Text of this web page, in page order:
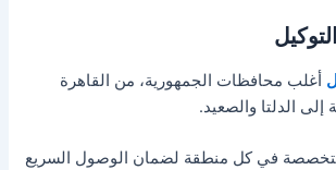
أغلب محافظات الجمهورية، من القاهرة
إلى الدلتا والصعيد.
في كل منطقة لضمان الوصول السريع